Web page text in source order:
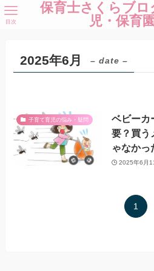
保育士さくらブロ
児・保育
目次
2025年6月 – date –
子育て育児の悩み・疑問
ベビーカ
要？買う
ゃなかっ
2025年6月
1